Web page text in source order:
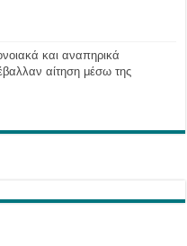
και αναπηρικά
αίτηση μέσω της